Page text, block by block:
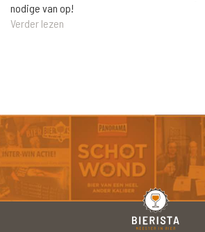
nodige van op!
Verder lezen